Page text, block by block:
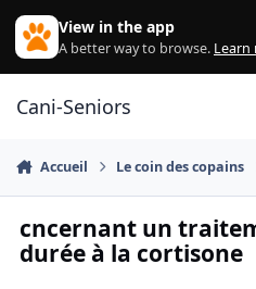
Aller au contenu
View in the app
A better way to browse. Learn
Cani-Seniors
Accueil Le coin des copains
cncernant un
durée à la cortisone